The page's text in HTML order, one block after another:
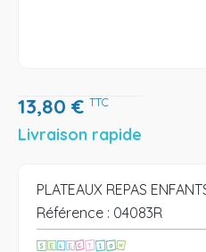
13,80 € TTC
Livraison rapide
PLATEAUX REPAS
Référence : 04083R